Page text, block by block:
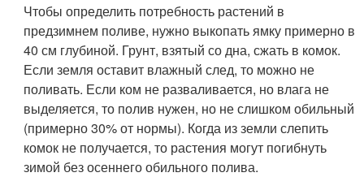
Чтобы определить потребность растений в
предзимнем поливе, нужно выкопать ямку примерно в
40 см глубиной. Грунт, взятый со дна, сжать в комок.
Если земля оставит влажный след, то можно не
поливать. Если ком не разваливается, но влага не
выделяется, то полив нужен, но не слишком обильный
(примерно 30% от нормы). Когда из земли слепить
комок не получается, то растения могут погибнуть
зимой без осеннего обильного полива.